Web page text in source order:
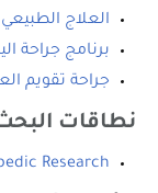
العلاج الطبيعي
برنامج جراحة
جراحة تقويم
نطاقات
Research